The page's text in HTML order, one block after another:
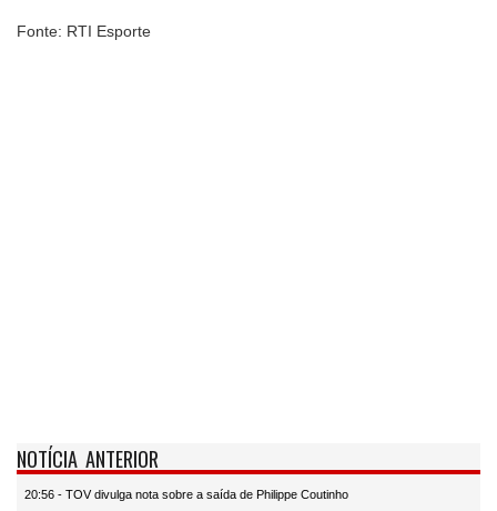
Fonte: RTI Esporte
NOTÍCIA ANTERIOR
20:56 - TOV divulga nota sobre a saída de Philippe Coutinho